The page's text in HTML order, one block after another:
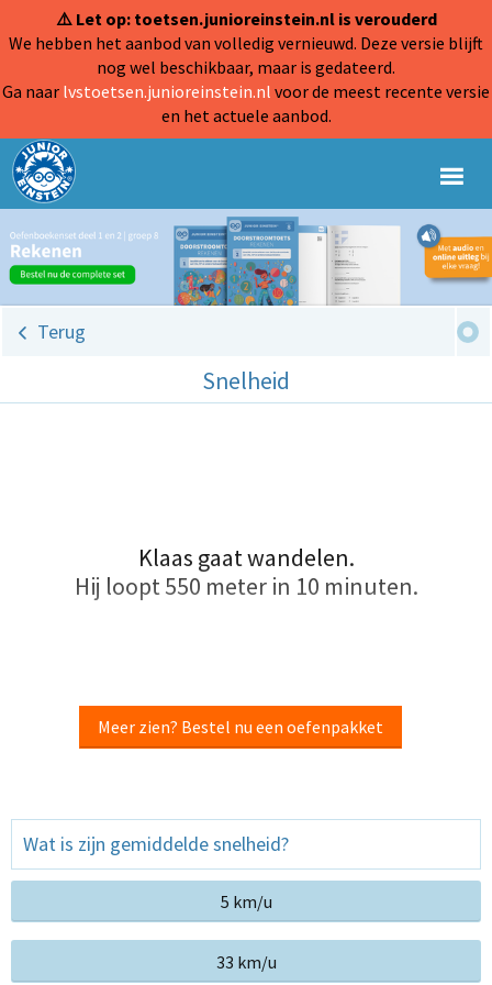
⚠️ Let op: toetsen.junioreinstein.nl is verouderd
We hebben het aanbod van volledig vernieuwd. Deze versie blijft
nog wel beschikbaar, maar is gedateerd.
Ga naar lvstoetsen.junioreinstein.nl voor de meest recente versie
en het actuele aanbod.
Terug
Snelheid
Klaas gaat wandelen.
Hij loopt 550 meter in 10 minuten.
Meer zien? Bestel nu een oefenpakket
Wat is zijn gemiddelde snelheid?
5 km/u
33 km/u